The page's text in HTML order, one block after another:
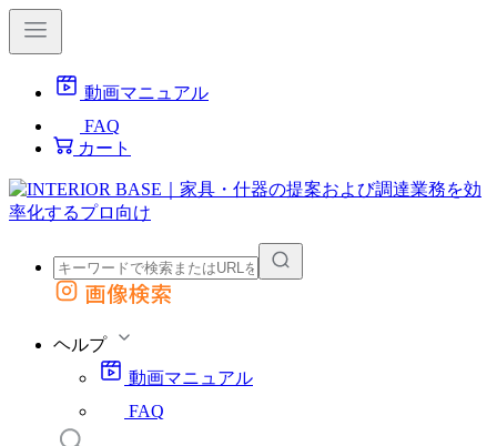
動画マニュアル
FAQ
カート
外部サイトの商品をカートに追加
画像検索
ヘルプ
動画マニュアル
FAQ